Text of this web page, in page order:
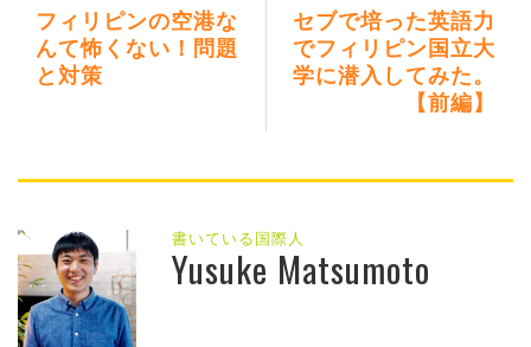
セブで培った英語力
でフィリピン国立大
学に潜入してみた。
【前編】
フィリピンの空港な
んて怖くない！問題
と対策
書いている国際人
Yusuke Matsumoto